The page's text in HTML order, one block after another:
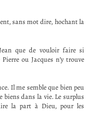
sans mot dire, hochant la
que de vouloir faire si
ou Jacques n’y trouve
Il me semble que bien peu
dans la vie. Le surplus
la part à Dieu, pour les